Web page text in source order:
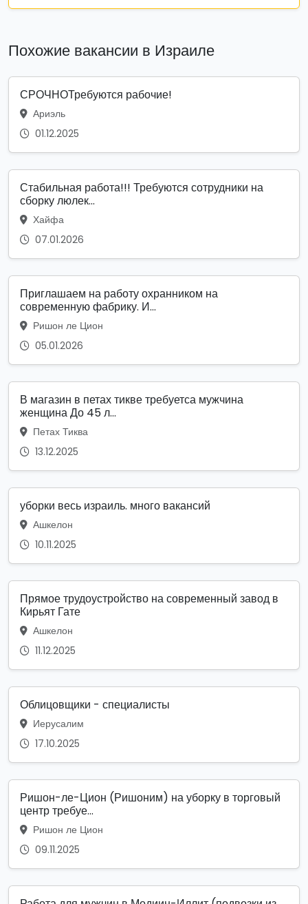
Похожие вакансии в Израиле
СРОЧНОТребуются рабочие!
Ариэль
01.12.2025
Стабильная работа!!! Требуются сотрудники на
сборку люлек...
Хайфа
07.01.2026
Приглашаем на работу охранником на
современную фабрику. И...
Ришон ле Цион
05.01.2026
В магазин в петах тикве требуетса мужчина
женщина До 45 л...
Петах Тиква
13.12.2025
уборки весь израиль. много вакансий
Ашкелон
10.11.2025
Прямое трудоустройство на современный завод в
Кирьят Гате
Ашкелон
11.12.2025
Облицовщики - специалисты
Иерусалим
17.10.2025
Ришон-ле-Цион (Ришоним) на уборку в торговый
центр требуе...
Ришон ле Цион
09.11.2025